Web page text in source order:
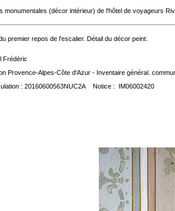
monumentales (décor intérieur) de l'hôtel de voyageurs
premier repos de l'escalier. Détail du décor peint.
Frédéric
Provence-Alpes-Côte d'Azur - Inventaire général.
: 20160600563NUC2A Notice : IM06002420